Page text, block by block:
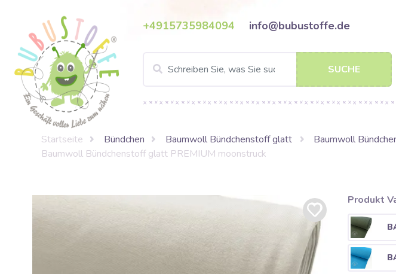
+4915735984094 info@bubustoffe.de
SUCHE
Startseite Bündchen Baumwoll Bündchenstoff glatt
Baumwoll
Baumwoll Bündchenstoff glatt PREMIUM moonstruck
Produkt